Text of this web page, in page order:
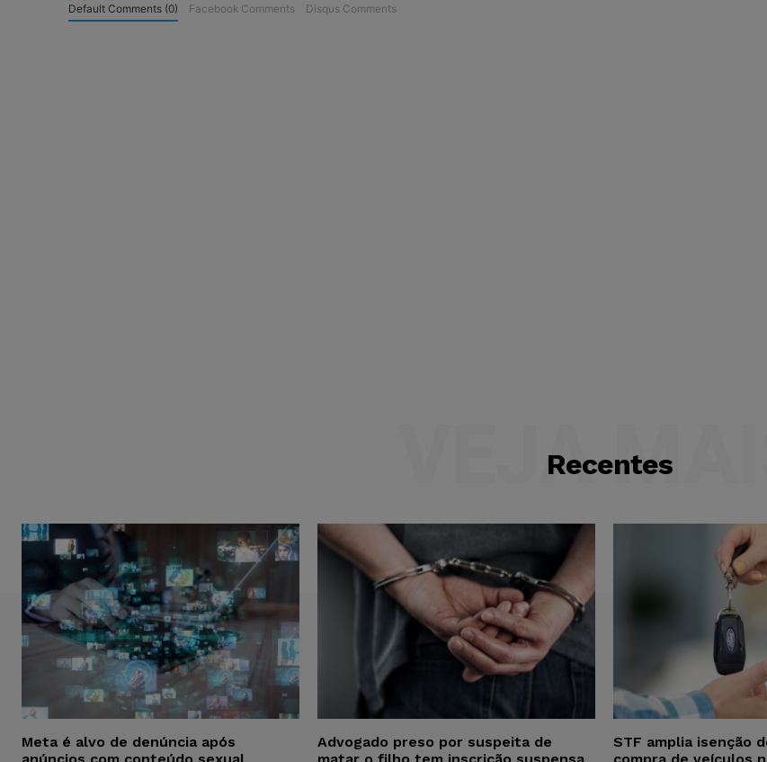
Default Comments (0) Facebook Comments Disqus Comments
Recentes
VEJA MAIS
Meta é alvo de denúncia após
anúncios com conteúdo sexual
Advogado preso por suspeita de
matar o filho tem inscrição suspensa
STF amplia isenção
compra de veículos